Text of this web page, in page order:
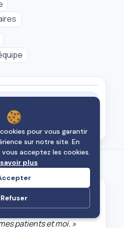
pour vous garantir
sur notre site. En
acceptez les cookies.
savoir plus
Refuser